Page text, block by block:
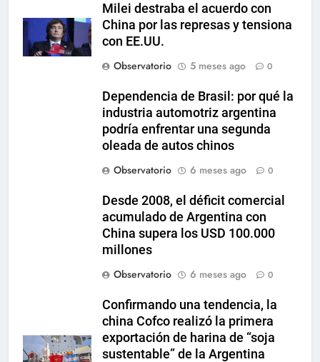
Milei destraba el acuerdo con
China por las represas y tensiona
con EE.UU.
Observatorio
5 meses ago 0
Dependencia de Brasil: por qué la
industria automotriz argentina
podría enfrentar una segunda
oleada de autos chinos
Observatorio
6 meses ago 0
Desde 2008, el déficit comercial
acumulado de Argentina con
China supera los USD 100.000
millones
Observatorio
6 meses ago 0
Confirmando una tendencia, la
china Cofco realizó la primera
exportación de harina de “soja
sustentable” de la Argentina